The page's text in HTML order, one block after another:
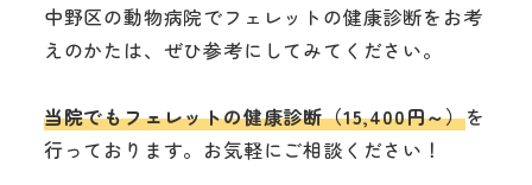
中野区の動物病院でフェレットの健康診断をお考
えのかたは、ぜひ参考にしてみてください。
当院でもフェレットの健康診断（15,400円～）を
行っております。お気軽にご相談ください！